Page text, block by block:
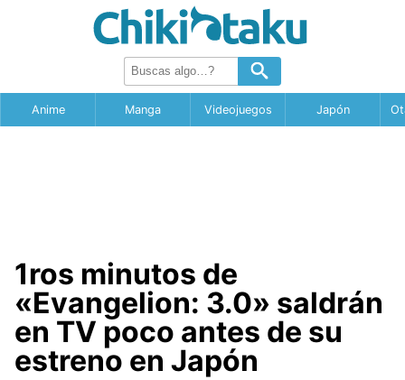
Anime Manga Videojuegos Japón
1ros minutos de
«Evangelion: 3.0» saldrán
en TV poco antes de su
estreno en Japón